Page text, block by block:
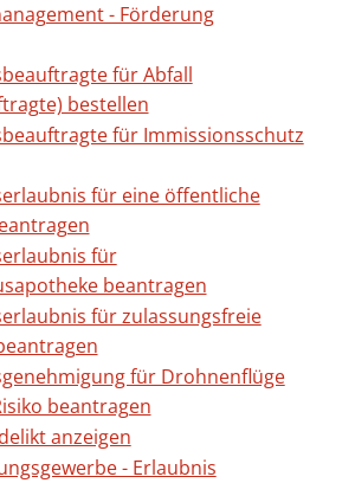
- Förderung
für Abfall
bestellen
für Immissionsschutz
für eine öffentliche
für
beantragen
für zulassungsfreie
für Drohnenflüge
beantragen
anzeigen
- Erlaubnis